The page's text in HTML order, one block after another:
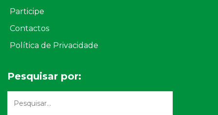
Participe
Contactos
Política de Privacidade
Pesquisar por: